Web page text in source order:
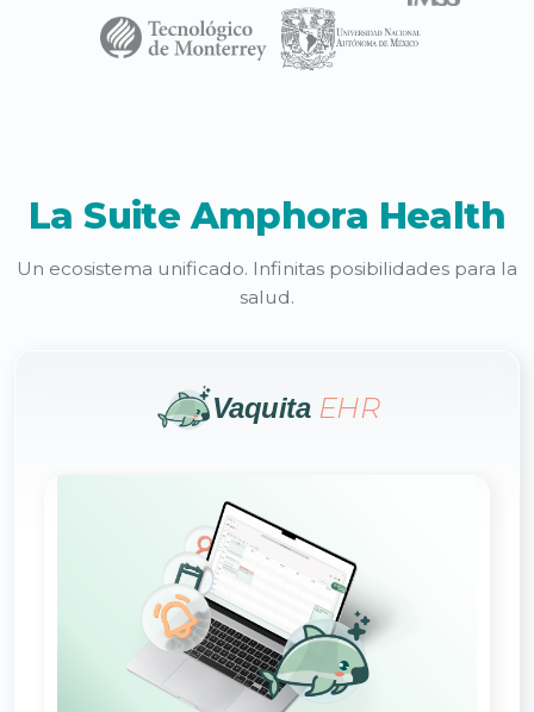
La Suite Amphora Health
Un ecosistema unificado. Infinitas posibilidades para la
salud.
Vaquita EHR